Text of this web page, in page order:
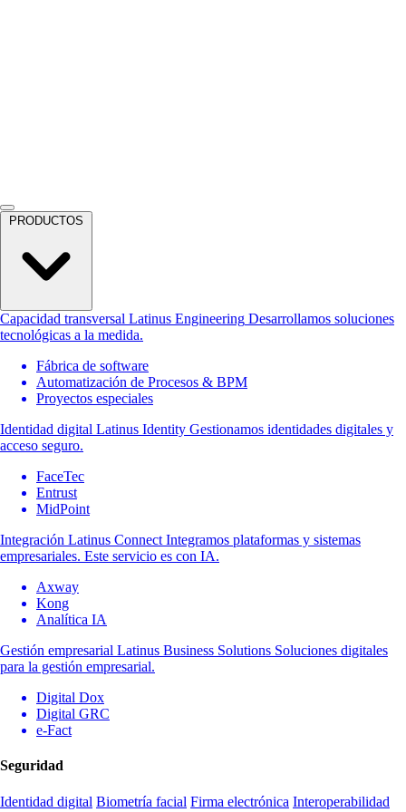
PRODUCTOS
Capacidad transversal Latinus Engineering Desarrollamos soluciones
tecnológicas a la medida.
Fábrica de software
Automatización de Procesos & BPM
Proyectos especiales
Identidad digital Latinus Identity Gestionamos identidades digitales y
acceso seguro.
FaceTec
Entrust
MidPoint
Integración Latinus Connect Integramos plataformas y sistemas
empresariales. Este servicio es con IA.
Axway
Kong
Analítica IA
Gestión empresarial Latinus Business Solutions Soluciones digitales
para la gestión empresarial.
Digital Dox
Digital GRC
e-Fact
Seguridad
Identidad digital Biometría facial Firma electrónica Interoperabilidad